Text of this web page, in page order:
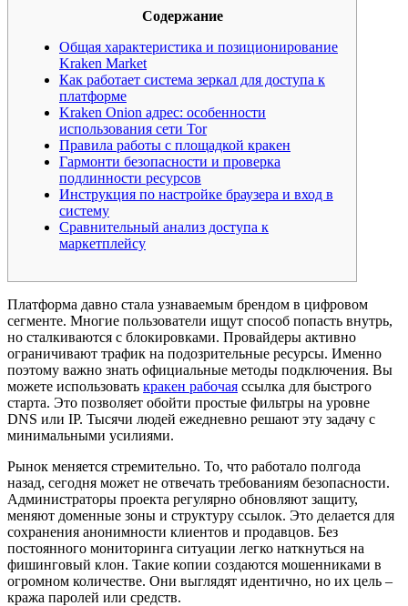
Содержание
Общая характеристика и позиционирование
Kraken Market
Как работает система зеркал для доступа к
платформе
Kraken Onion адрес: особенности
использования сети Tor
Правила работы с площадкой кракен
Гармонти безопасности и проверка
подлинности ресурсов
Инструкция по настройке браузера и вход в
систему
Сравнительный анализ доступа к
маркетплейсу
Платформа давно стала узнаваемым брендом в цифровом
сегменте. Многие пользователи ищут способ попасть внутрь,
но сталкиваются с блокировками. Провайдеры активно
ограничивают трафик на подозрительные ресурсы. Именно
поэтому важно знать официальные методы подключения. Вы
можете использовать кракен рабочая ссылка для быстрого
старта. Это позволяет обойти простые фильтры на уровне
DNS или IP. Тысячи людей ежедневно решают эту задачу с
минимальными усилиями.
Рынок меняется стремительно. То, что работало полгода
назад, сегодня может не отвечать требованиям безопасности.
Администраторы проекта регулярно обновляют защиту,
меняют доменные зоны и структуру ссылок. Это делается для
сохранения анонимности клиентов и продавцов. Без
постоянного мониторинга ситуации легко наткнуться на
фишинговый клон. Такие копии создаются мошенниками в
огромном количестве. Они выглядят идентично, но их цель –
кража паролей или средств.